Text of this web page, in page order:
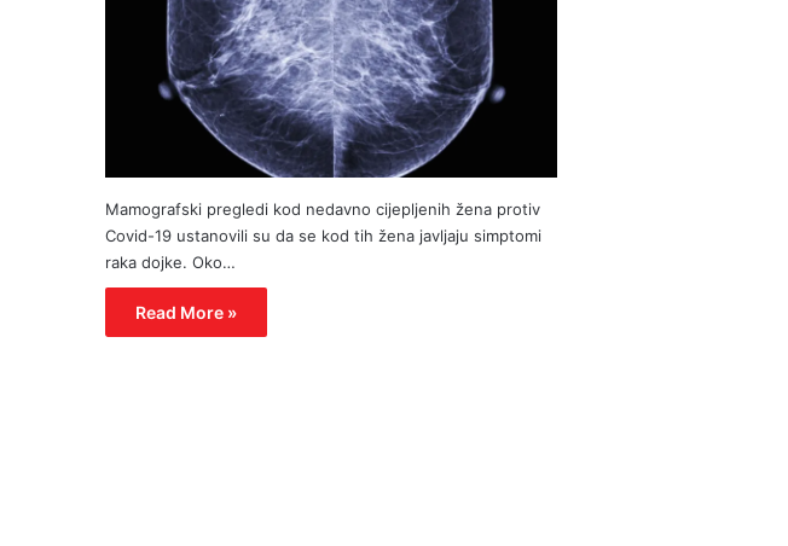
Mamografski pregledi kod nedavno cijepljenih žena protiv
Covid-19 ustanovili su da se kod tih žena javljaju simptomi
raka dojke. Oko…
Read More »